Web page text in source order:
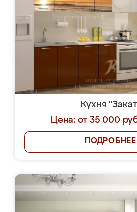
Кухня
Цена: от 35 000
ПОДРОБНЕЕ